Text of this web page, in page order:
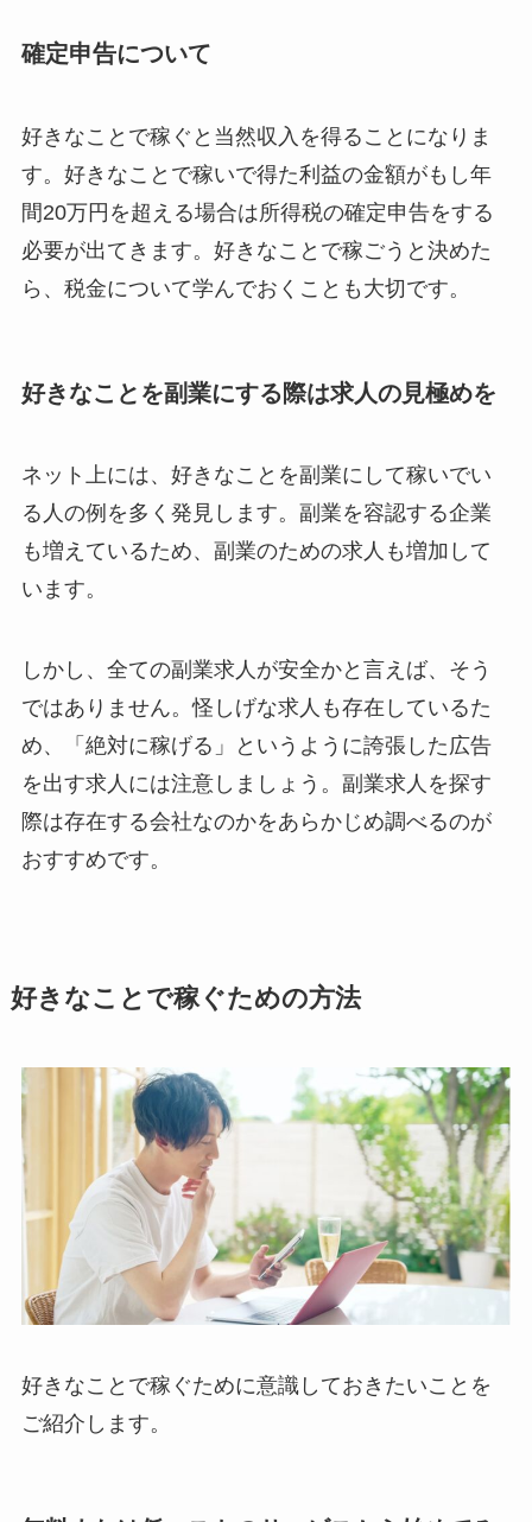
確定申告について
好きなことで稼ぐと当然収入を得ることになりま
す。好きなことで稼いで得た利益の金額がもし年
間20万円を超える場合は所得税の確定申告をする
必要が出てきます。好きなことで稼ごうと決めた
ら、税金について学んでおくことも大切です。
好きなことを副業にする際は求人の見極めを
ネット上には、好きなことを副業にして稼いでい
る人の例を多く発見します。副業を容認する企業
も増えているため、副業のための求人も増加して
います。
しかし、全ての副業求人が安全かと言えば、そう
ではありません。怪しげな求人も存在しているた
め、「絶対に稼げる」というように誇張した広告
を出す求人には注意しましょう。副業求人を探す
際は存在する会社なのかをあらかじめ調べるのが
おすすめです。
好きなことで稼ぐための方法
好きなことで稼ぐために意識しておきたいことを
ご紹介します。